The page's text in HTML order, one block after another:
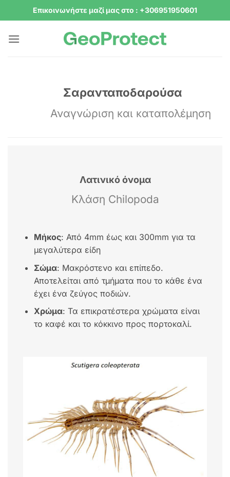
Μετάβαση
στο
Επικοινωνήστε μαζί μας στο : +306951950601
Σαρανταποδαρούσα
Αναγνώριση και καταπολέμηση
Λατινικό όνομα
Κλάση Chilopoda
Μήκος: Από 4mm έως και 300mm για τα
μεγαλύτερα είδη
Σώμα: Μακρόστενο και επίπεδο.
Αποτελείται από τμήματα που το κάθε ένα
έχει ένα ζεύγος ποδιών.
Χρώμα: Τα επικρατέστερα χρώματα είναι
το καφέ και το κόκκινο προς πορτοκαλί.